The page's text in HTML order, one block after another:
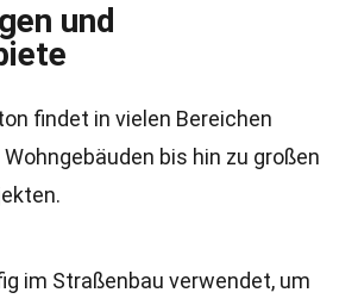
und
findet in vielen Bereichen
bis hin zu großen
im Straßenbau verwendet, um